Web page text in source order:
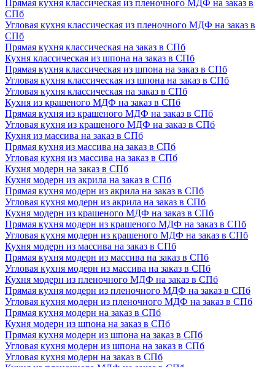
Прямая кухня классическая из пленочного МДФ на заказ в
СПб
Угловая кухня классическая из пленочного МДФ на заказ в
СПб
Прямая кухня классическая на заказ в СПб
Кухня классическая из шпона на заказ в СПб
Прямая кухня классическая из шпона на заказ в СПб
Угловая кухня классическая из шпона на заказ в СПб
Угловая кухня классическая на заказ в СПб
Кухня из крашеного МДФ на заказ в СПб
Прямая кухня из крашеного МДФ на заказ в СПб
Угловая кухня из крашеного МДФ на заказ в СПб
Кухня из массива на заказ в СПб
Прямая кухня из массива на заказ в СПб
Угловая кухня из массива на заказ в СПб
Кухня модерн на заказ в СПб
Кухня модерн из акрила на заказ в СПб
Прямая кухня модерн из акрила на заказ в СПб
Угловая кухня модерн из акрила на заказ в СПб
Кухня модерн из крашеного МДФ на заказ в СПб
Прямая кухня модерн из крашеного МДФ на заказ в СПб
Угловая кухня модерн из крашеного МДФ на заказ в СПб
Кухня модерн из массива на заказ в СПб
Прямая кухня модерн из массива на заказ в СПб
Угловая кухня модерн из массива на заказ в СПб
Кухня модерн из пленочного МДФ на заказ в СПб
Прямая кухня модерн из пленочного МДФ на заказ в СПб
Угловая кухня модерн из пленочного МДФ на заказ в СПб
Прямая кухня модерн на заказ в СПб
Кухня модерн из шпона на заказ в СПб
Прямая кухня модерн из шпона на заказ в СПб
Угловая кухня модерн из шпона на заказ в СПб
Угловая кухня модерн на заказ в СПб